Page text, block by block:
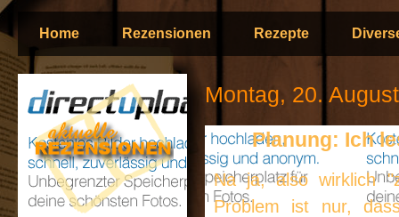
Home Rezensionen Rezepte
Montag, 20.
Planung: Ich
Na ja, also wirklich
Problem ist nur,